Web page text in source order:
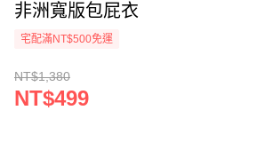
非洲寬版包屁衣
宅配滿NT$500免運
NT$1,380
NT$499